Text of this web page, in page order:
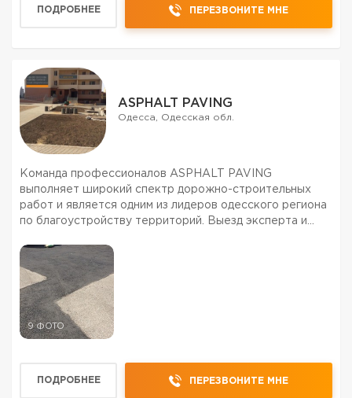
ПОДРОБНЕЕ ПЕРЕЗВОНИТЕ МНЕ
ASPHALT PAVING
Одесса, Одесская обл.
Команда профессионалов ASPHALT PAVING
выполняет широкий спектр дорожно-строительных
работ и является одним из лидеров одесского региона
по благоустройству территорий. Выезд эксперта и
проекты любой сложности уже более 15 лет. Если вас
интересует кач...
9 ФОТО
ПОДРОБНЕЕ ПЕРЕЗВОНИТЕ МНЕ